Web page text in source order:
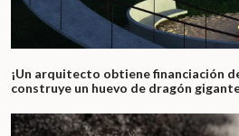
¡Un arquitecto obtiene financiación
construye un huevo de dragón